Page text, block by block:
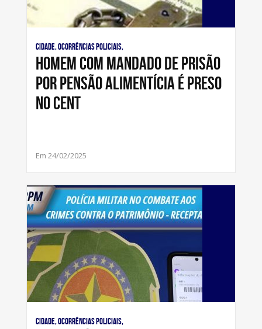
Cidade, Ocorrências Policiais,
Homem com mandado de prisão
por pensão alimentícia é preso
no Cent
Em 24/02/2025
Cidade, Ocorrências Policiais,